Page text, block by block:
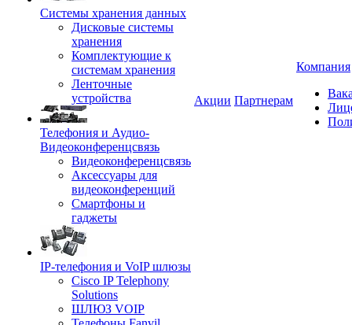
Системы хранения данных
Дисковые системы
хранения
Комплектующие к
системам хранения
Ленточные
устройства
Телефония и Аудио-
Видеоконференцсвязь
Видеоконференцсвязь
Аксессуары для
видеоконференций
Смартфоны и
гаджеты
IP-телефония и VoIP шлюзы
Cisco IP Telephony
Solutions
ШЛЮЗ VOIP
Акции Партнерам
Компания